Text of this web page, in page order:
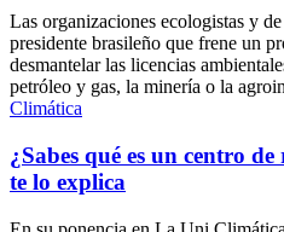
Las organizaciones ecologistas y
presidente brasileño que frene un
desmantelar las licencias
petróleo y gas, la minería o la
Climática
¿Sabes qué es un centro
te lo explica